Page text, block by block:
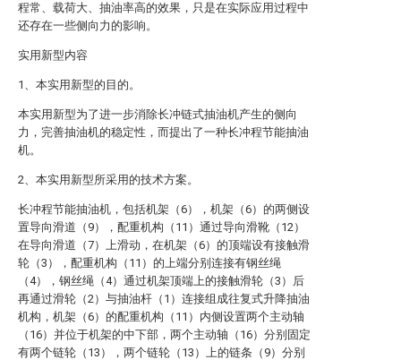
程常、载荷大、抽油率高的效果，只是在实际应用过程中
还存在一些侧向力的影响。
实用新型内容
1、本实用新型的目的。
本实用新型为了进一步消除长冲链式抽油机产生的侧向
力，完善抽油机的稳定性，而提出了一种长冲程节能抽油
机。
2、本实用新型所采用的技术方案。
长冲程节能抽油机，包括机架（6），机架（6）的两侧设
置导向滑道（9），配重机构（11）通过导向滑靴（12）
在导向滑道（7）上滑动，在机架（6）的顶端设有接触滑
轮（3），配重机构（11）的上端分别连接有钢丝绳
（4），钢丝绳（4）通过机架顶端上的接触滑轮（3）后
再通过滑轮（2）与抽油杆（1）连接组成往复式升降抽油
机构，机架（6）的配重机构（11）内侧设置两个主动轴
（16）并位于机架的中下部，两个主动轴（16）分别固定
有两个链轮（13），两个链轮（13）上的链条（9）分别